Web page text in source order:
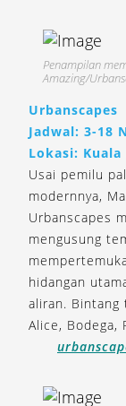
Penampilan
Amazing/
Urbanscapes
Jadwal: 3-18
Lokasi:
Usai pemilu
modernnya,
Urbanscapes
mengusung
hidangan
aliran. Bintang
Alice, Bodega,